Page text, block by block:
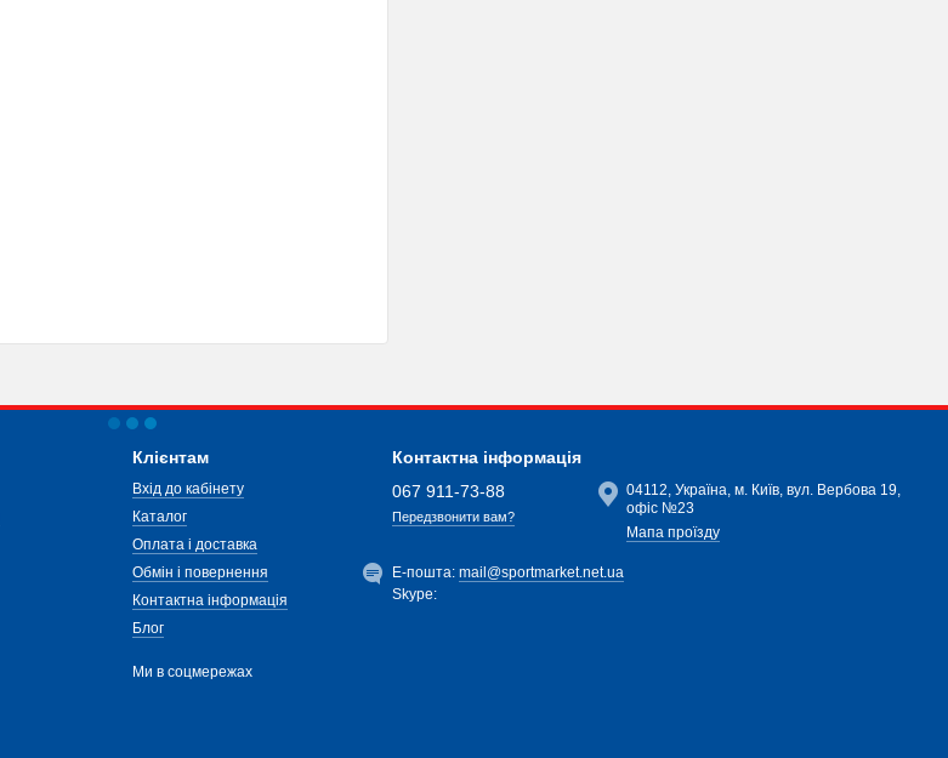
Клієнтам
Вхід до кабінету
Каталог
Оплата і доставка
Обмін і повернення
Контактна інформація
Блог
Ми в соцмережах
Контактна інформація
067 911-73-88
Передзвонити вам?
04112, Україна, м. Київ, вул. Вербова 19,
офіс №23
Мапа проїзду
Е-пошта:mail@sportmarket.net.ua
Skype: